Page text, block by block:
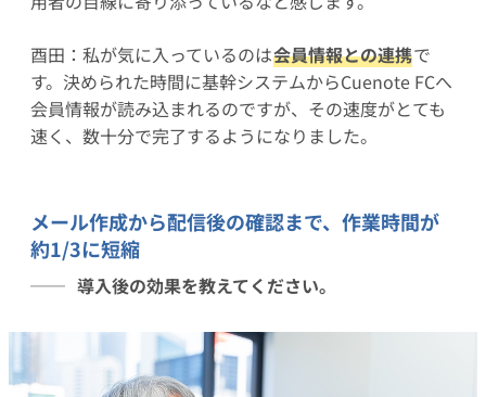
酉田：私が気に入っているのは会員情報との連携で
す。決められた時間に基幹システムからCuenote FCへ
会員情報が読み込まれるのですが、その速度がとても
速く、数十分で完了するようになりました。
メール作成から配信後の確認まで、作業時間が
約1/3に短縮
導入後の効果を教えてください。